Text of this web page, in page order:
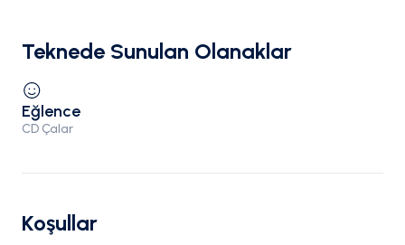
Teknede Sunulan Olanaklar
Eğlence
CD Çalar
Koşullar